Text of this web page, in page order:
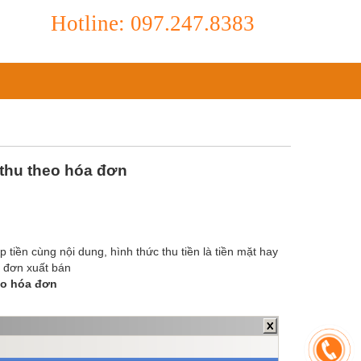
Hotline: 097.247.8383
theo hóa đơn
tiền cùng nội dung, hình thức thu tiền là tiền mặt hay
xuất bán
hóa đơn